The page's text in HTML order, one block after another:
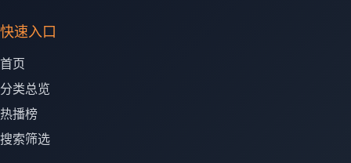
快速入口
首页
分类总览
热播榜
搜索筛选